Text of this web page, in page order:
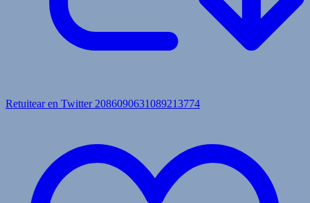
Retuitear en Twitter 2086090631089213774